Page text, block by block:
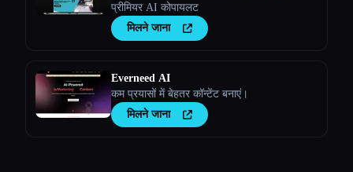
प्रीमियर AI कोपायलट
मिलने जाना
Everneed AI
कम प्रयासों में बेहतर कॉन्टेंट बनाएं।
मिलने जाना